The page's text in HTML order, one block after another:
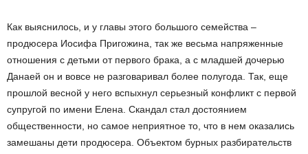
Как выяснилось, и у главы этого большого семейства –
продюсера Иосифа Пригожина, так же весьма напряженные
отношения с детьми от первого брака, а с младшей дочерью
Данаей он и вовсе не разговаривал более полугода. Так, еще
прошлой весной у него вспыхнул серьезный конфликт с первой
супругой по имени Елена. Скандал стал достоянием
общественности, но самое неприятное то, что в нем оказались
замешаны дети продюсера. Объектом бурных разбирательств